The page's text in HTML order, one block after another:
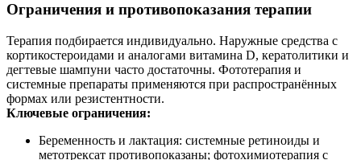
Ограничения и противопоказания терапии
Терапия подбирается индивидуально. Наружные средства с
кортикостероидами и аналогами витамина D, кератолитики и
дегтевые шампуни часто достаточны. Фототерапия и
системные препараты применяются при распространённых
формах или резистентности.
Ключевые ограничения:
Беременность и лактация: системные ретиноиды и
метотрексат противопоказаны; фотохимиотерапия с